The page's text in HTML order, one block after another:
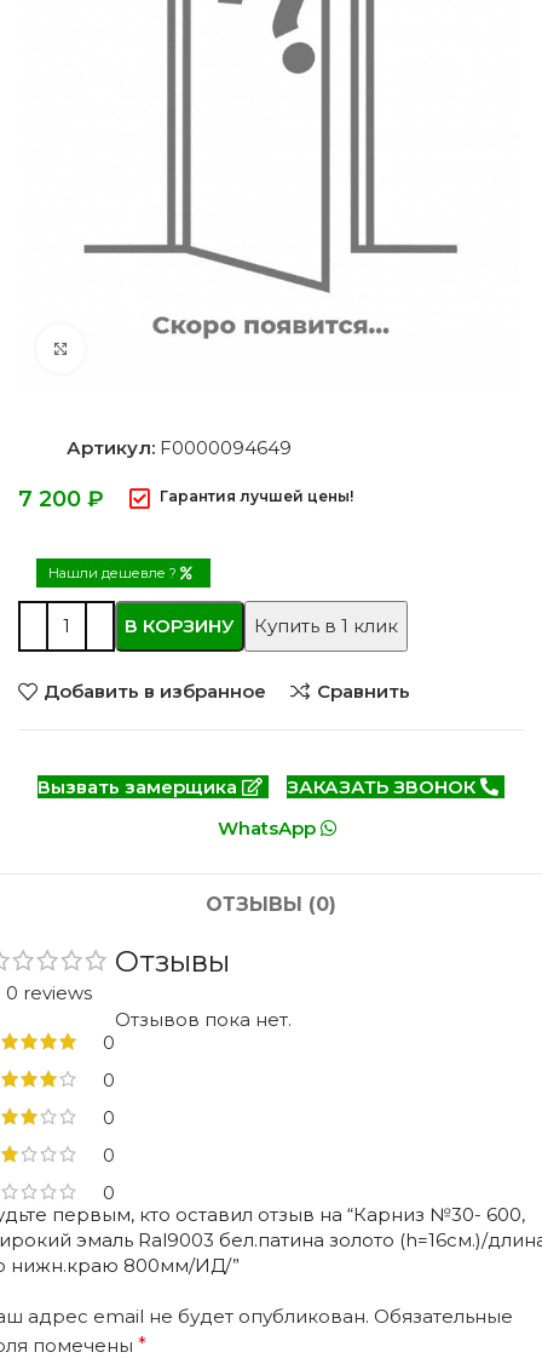
Артикул: F0000094649
₽ Гарантия лучшей цены!
Нашли дешевле ?
В КОРЗИНУ Купить в 1 клик
Добавить в избранное Сравнить
Вызвать замерщика
ЗАКАЗАТЬ ЗВОНОК
WhatsApp
ОТЗЫВЫ (0)
0 reviews
0
0
0
0
0
Отзывы
Отзывов пока нет.
первым, кто оставил отзыв на “Карниз №30- 600,
эмаль Ral9003 бел.патина золото (h=16см.)/
нижн.краю 800мм/ИД/”
адрес email не будет опубликован. Обязательные
помечены*